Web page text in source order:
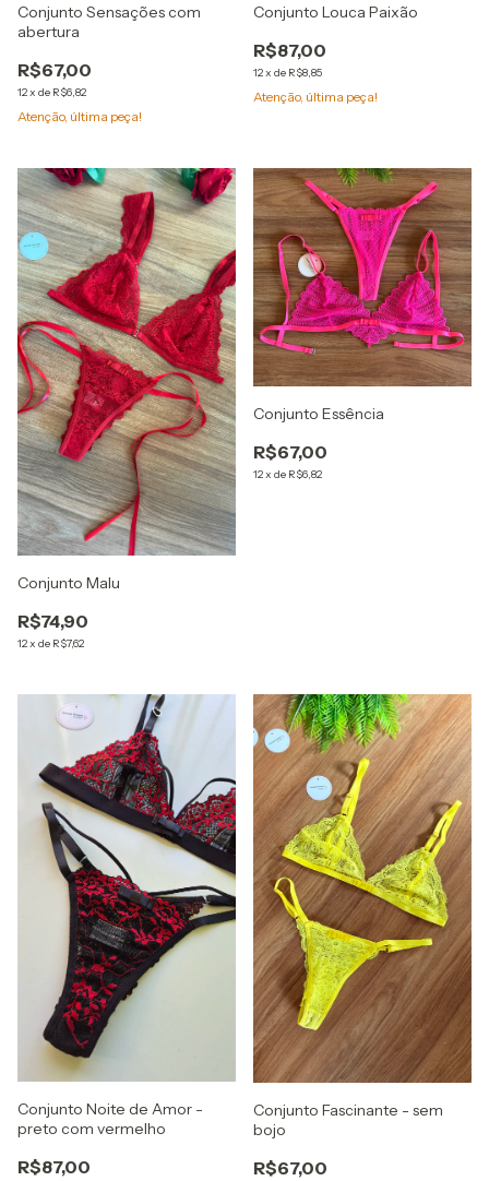
Conjunto Sensações com
abertura
R$67,00
12x de R$6,82
Atenção, última peça!
Conjunto Louca Paixão
R$87,00
12x de R$8,85
Atenção, última peça!
Conjunto Malu
R$74,90
12x de R$7,62
Conjunto Essência
R$67,00
12x de R$6,82
Conjunto Noite de Amor -
preto com vermelho
R$87,00
Conjunto Fascinante - sem
bojo
R$67,00